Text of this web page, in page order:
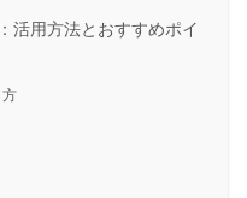
活用方法とおすすめポイ